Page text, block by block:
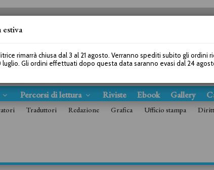
Percorsi di lettura Riviste Ebook Gallery
Traduttori Redazione Grafica Ufficio stampa
estiva
rimarrà chiusa dal 3 al 21 agosto. Verranno spediti subito gli ordini
luglio. Gli ordini effettuati dopo questa data saranno evasi dal 24